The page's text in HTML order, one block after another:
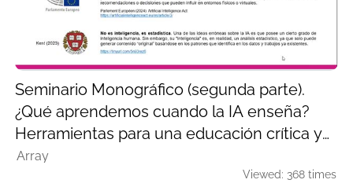
Seminario Monográfico (segunda parte).
¿Qué aprendemos cuando la IA enseña?
Herramientas para una educación crítica y
creativa.
Array
Viewed: 368 times